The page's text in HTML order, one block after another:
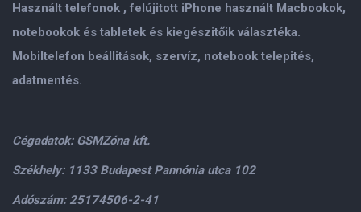
Használt telefonok , felújitott iPhone használt Macbookok,
notebookok és tabletek és kiegészitőik választéka.
Mobiltelefon beállitások, szervíz, notebook telepités,
adatmentés.
Cégadatok: GSMZóna kft.
Székhely: 1133 Budapest Pannónia utca 102
Adószám: 25174506-2-41